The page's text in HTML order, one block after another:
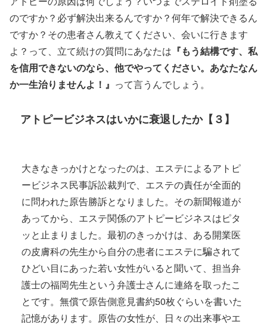
のですか？必ず解決出来るんですか？何年で解決できるん
ですか？その患者さん教えてください、会いに行きます
よ？って、立て続けの質問にあなたは 『もう結構です、私
を信用できないのなら、他でやってください。あなたなん
か一生治りませんよ！』 って言うんでしょう。
アトピービジネスはいかに衰退したか【３】
大きなきっかけとなったのは、エステによるアトピ
ービジネス民事訴訟裁判で、エステの責任が全面的
に問われた原告勝訴となりました。その新聞報道が
あってから、エステ関係のアトピービジネスはピタ
ッと止まりました。最初のきっかけは、ある開業医
の皮膚科の先生から自分の患者にエステに騙されて
ひどい目にあった若い女性がいると聞いて、担当弁
護士の福岡先生という弁護士さんに連絡を取ったこ
とです。無償で原告側意見書約50枚ぐらいを書いた
記憶があります。原告の女性が、日々の出来事やエ